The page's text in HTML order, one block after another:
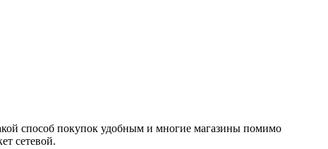
способ покупок удобным и многие магазины помимо
сетевой.